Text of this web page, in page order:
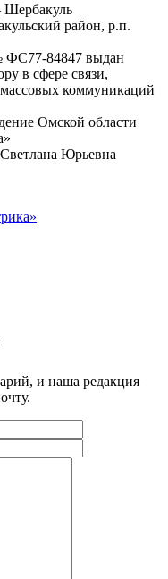
Шербакуль
район, р.п.
ФС77-84847 выдан
в сфере связи,
коммуникаций
Омской области
Юрьевна
и наша редакция